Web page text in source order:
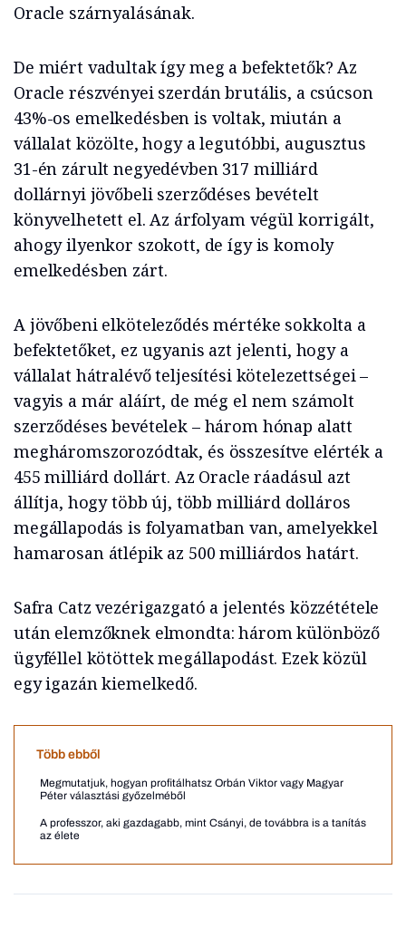
Oracle szárnyalásának.
De miért vadultak így meg a befektetők? Az
Oracle részvényei szerdán brutális, a csúcson
43%-os emelkedésben is voltak, miután a
vállalat közölte, hogy a legutóbbi, augusztus
31-én zárult negyedévben 317 milliárd
dollárnyi jövőbeli szerződéses bevételt
könyvelhetett el. Az árfolyam végül korrigált,
ahogy ilyenkor szokott, de így is komoly
emelkedésben zárt.
A jövőbeni elköteleződés mértéke sokkolta a
befektetőket, ez ugyanis azt jelenti, hogy a
vállalat hátralévő teljesítési kötelezettségei –
vagyis a már aláírt, de még el nem számolt
szerződéses bevételek – három hónap alatt
megháromszorozódtak, és összesítve elérték a
455 milliárd dollárt. Az Oracle ráadásul azt
állítja, hogy több új, több milliárd dolláros
megállapodás is folyamatban van, amelyekkel
hamarosan átlépik az 500 milliárdos határt.
Safra Catz vezérigazgató a jelentés közzététele
után elemzőknek elmondta: három különböző
ügyféllel kötöttek megállapodást. Ezek közül
egy igazán kiemelkedő.
Több ebből
Megmutatjuk, hogyan profitálhatsz Orbán Viktor vagy Magyar
Péter választási győzelméből
A professzor, aki gazdagabb, mint Csányi, de továbbra is a tanítás
az élete